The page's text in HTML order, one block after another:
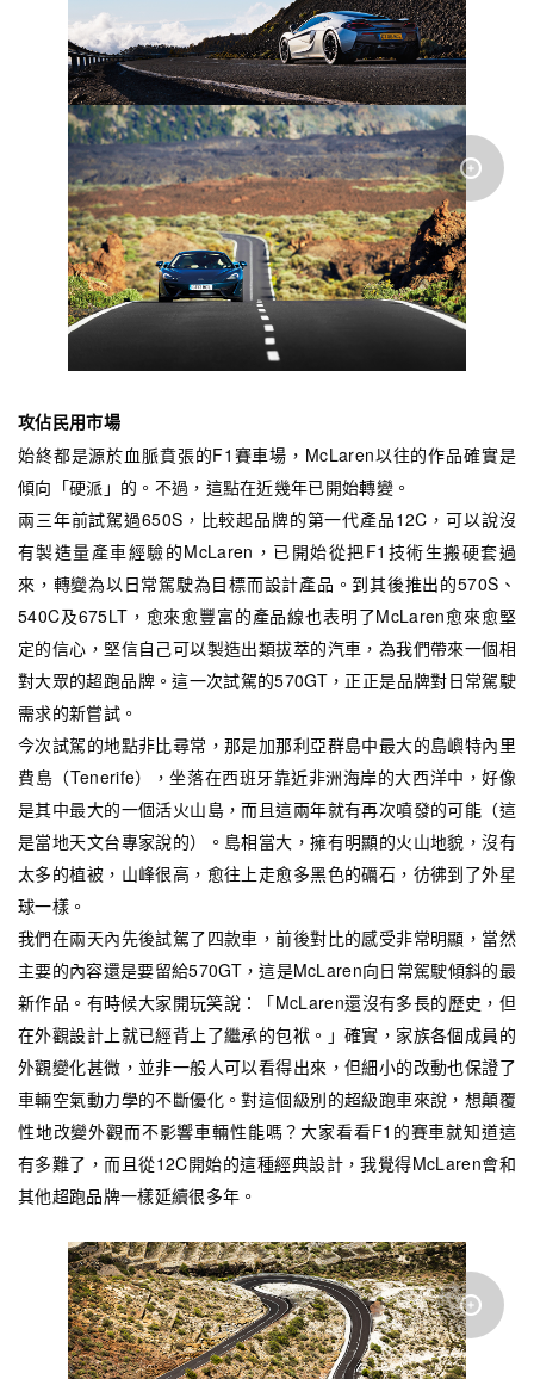
攻佔民用市場
始終都是源於血脈賁張的F1賽車場，McLaren以往的作品確實是
傾向「硬派」的。不過，這點在近幾年已開始轉變。
兩三年前試駕過650S，比較起品牌的第一代產品12C，可以說沒
有製造量產車經驗的McLaren，已開始從把F1技術生搬硬套過
來，轉變為以日常駕駛為目標而設計產品。到其後推出的570S、
540C及675LT，愈來愈豐富的產品線也表明了McLaren愈來愈堅
定的信心，堅信自己可以製造出類拔萃的汽車，為我們帶來一個相
對大眾的超跑品牌。這一次試駕的570GT，正正是品牌對日常駕駛
需求的新嘗試。
今次試駕的地點非比尋常，那是加那利亞群島中最大的島嶼特內里
費島（Tenerife），坐落在西班牙靠近非洲海岸的大西洋中，好像
是其中最大的一個活火山島，而且這兩年就有再次噴發的可能（這
是當地天文台專家說的）。島相當大，擁有明顯的火山地貌，沒有
太多的植被，山峰很高，愈往上走愈多黑色的礪石，彷彿到了外星
球一樣。
我們在兩天內先後試駕了四款車，前後對比的感受非常明顯，當然
主要的內容還是要留給570GT，這是McLaren向日常駕駛傾斜的最
新作品。有時候大家開玩笑說：「McLaren還沒有多長的歷史，但
在外觀設計上就已經背上了繼承的包袱。」確實，家族各個成員的
外觀變化甚微，並非一般人可以看得出來，但細小的改動也保證了
車輛空氣動力學的不斷優化。對這個級別的超級跑車來說，想顛覆
性地改變外觀而不影響車輛性能嗎？大家看看F1的賽車就知道這
有多難了，而且從12C開始的這種經典設計，我覺得McLaren會和
其他超跑品牌一樣延續很多年。